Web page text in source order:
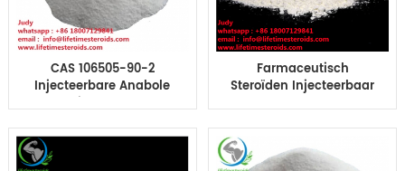
CAS 106505-90-2
Injecteerbare Anabole
Steroid Hormonen
steroïden
Farmaceutisch
Steroïden Injecteerbaar